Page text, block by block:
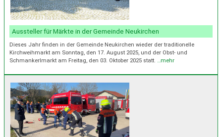
Aussteller für Märkte in der Gemeinde Neukirchen
Dieses Jahr finden in der Gemeinde Neukirchen wieder der traditionelle
Kirchweihmarkt am Sonntag, den 17. August 2025, und der Obst- und
Schmankerlmarkt am Freitag, den 03. Oktober 2025 statt. …mehr